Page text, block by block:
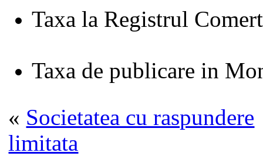
Taxa la Registrul
Taxa de publicare in
« Societatea cu raspundere
limitata